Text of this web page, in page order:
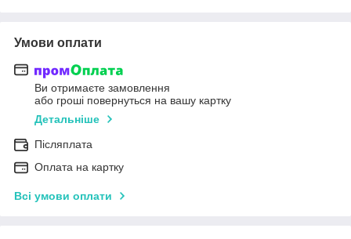
Умови оплати
Ви отримаєте замовлення
або гроші повернуться на вашу картку
Детальніше
Післяплата
Оплата на картку
Всі умови оплати